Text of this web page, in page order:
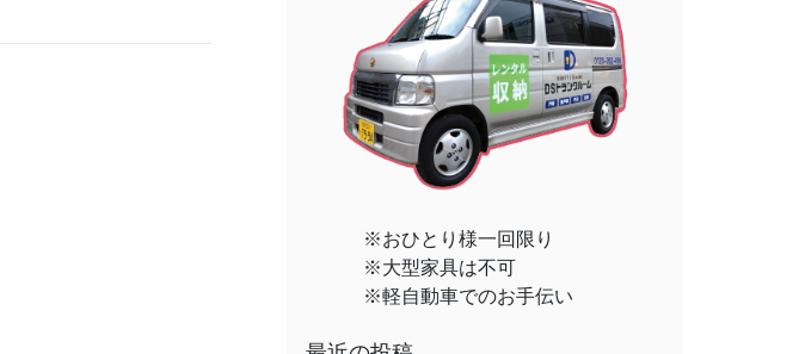
※おひとり様一回限り
※大型家具は不可
※軽自動車でのお手伝い